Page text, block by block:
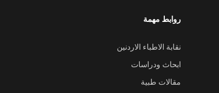
روابط مهمة
نقابة الاطباء الاردنين
ابحاث ودراسات
مقالات طبية